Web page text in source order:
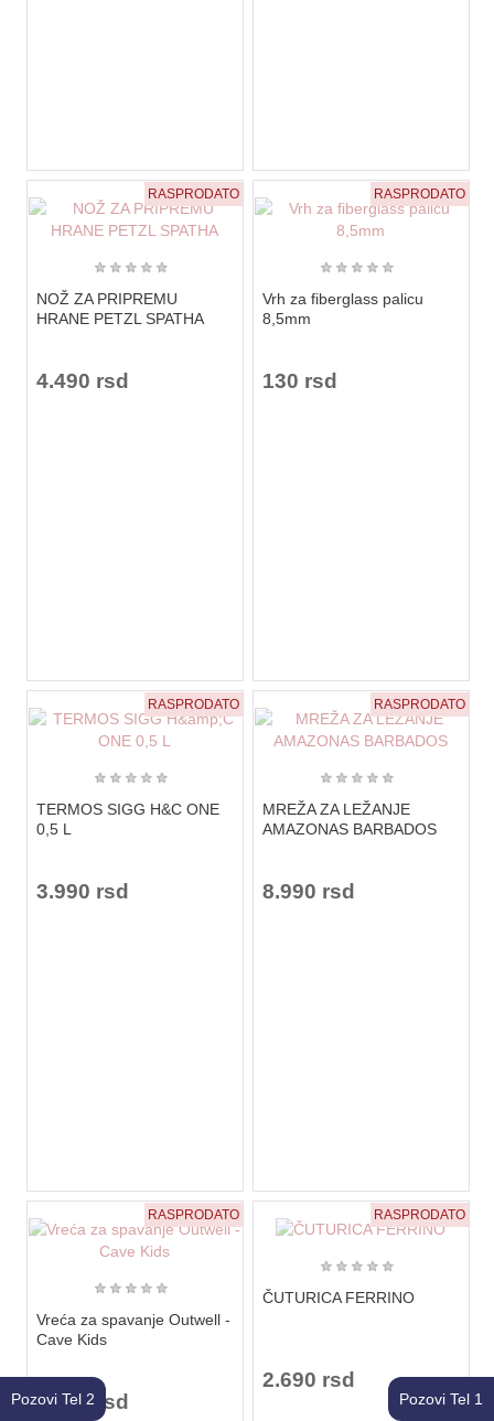
RASPRODATO
★ ★ ★ ★ ★
NOŽ ZA PRIPREMU
HRANE PETZL SPATHA
4.490 rsd
RASPRODATO
★ ★ ★ ★ ★
Vrh za fiberglass palicu
8,5mm
130 rsd
RASPRODATO
★ ★ ★ ★ ★
TERMOS SIGG H&C ONE
0,5 L
3.990 rsd
RASPRODATO
★ ★ ★ ★ ★
MREŽA ZA LEŽANJE
AMAZONAS BARBADOS
8.990 rsd
RASPRODATO
★ ★ ★ ★ ★
Vreća za spavanje Outwell -
Cave Kids
3.300 rsd
RASPRODATO
★ ★ ★ ★ ★
ČUTURICA FERRINO
2.690 rsd
Pozovi Tel 1
Pozovi Tel 2